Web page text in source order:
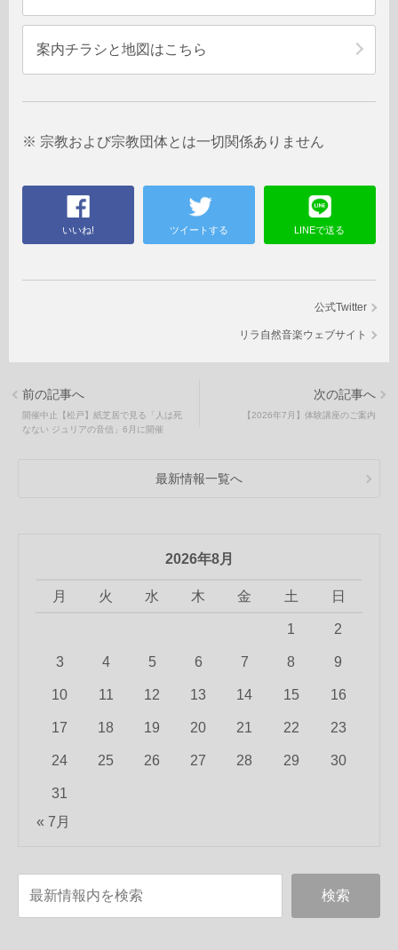
案内チラシと地図はこちら
※ 宗教および宗教団体とは一切関係ありません
いいね! ツイートする LINEで送る
公式Twitter
リラ自然音楽ウェブサイト
前の記事へ
開催中止【松戸】紙芝居で見る「人は死
なない ジュリアの音信」6月に開催
次の記事へ
【2026年7月】体験講座のご案内
最新情報一覧へ
2026年8月
月 火 水 木 金 土 日
1 2
3 4 5 6 7 8 9
10 11 12 13 14 15 16
17 18 19 20 21 22 23
24 25 26 27 28 29 30
31
« 7月